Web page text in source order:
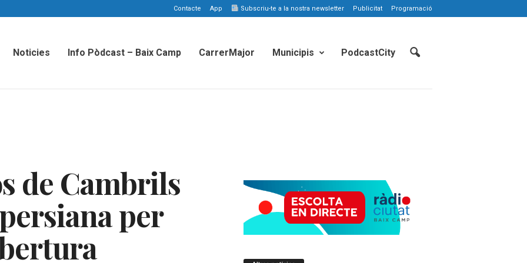
Contacte App Subscriu-te a la nostra newsletter Publicitat Programació
Noticies Info Pòdcast – Baix Camp CarrerMajor Municipis PodcastCity
de Cambrils
per